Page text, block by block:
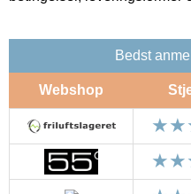
Bedst
Webshop